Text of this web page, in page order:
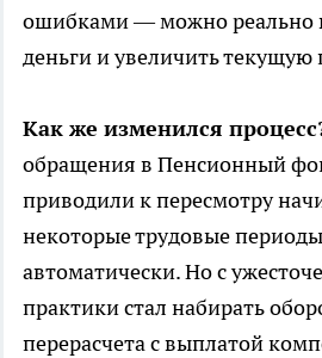
ошибками — можно реально
деньги и увеличить текущую
Как же изменился
обращения в Пенсионный
приводили к пересмотру
некоторые трудовые
автоматически. Но с
практики стал набирать
перерасчета с выплатой